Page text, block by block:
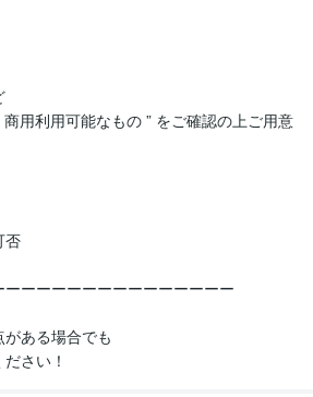
用利用可能なもの ” をご確認の上ご用意
否
ーーーーーーーーーーーーーー
ある場合でも
さい！